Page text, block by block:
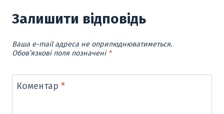
Залишити відповідь
Ваша e-mail адреса не оприлюднюватиметься.
Обов’язкові поля позначені *
Коментар *